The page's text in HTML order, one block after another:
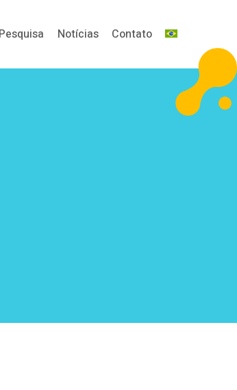
Pesquisa Notícias Contato